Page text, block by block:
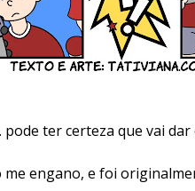
ter certeza que vai dar
me engano, e foi